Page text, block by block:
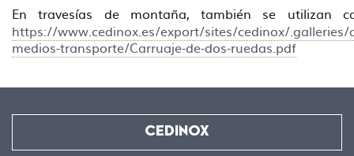
En travesías de montaña, también se utilizan
https://www.cedinox.es/export/sites/cedinox/.galleries/
medios-transporte/Carruaje-de-dos-ruedas.pdf
CEDINOX